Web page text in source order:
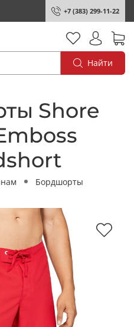
+7 (383) 299-11-22
Найти
Shore
Бордшорты